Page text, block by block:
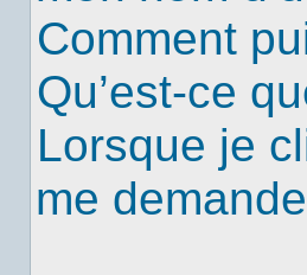
Comment
Qu’est-ce
Lorsque je
me